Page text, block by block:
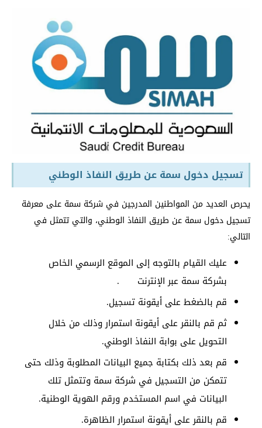
تسجيل دخول سمة عن طريق النفاذ الوطني
يحرص العديد من المواطنين المدرجين في شركة سمة على معرفة
تسجيل دخول سمة عن طريق النفاذ الوطني، والتي تتمثل في
التالي:
عليك القيام بالتوجه إلى الموقع الرسمي الخاص
بشركة سمة عبر الإنترنت
.
قم بالضغط على أيقونة تسجيل.
ثم قم بالنقر على أيقونة استمرار وذلك من خلال
التحويل على بوابة النفاذ الوطني.
قم بعد ذلك بكتابة جميع البيانات المطلوبة وذلك حتى
تتمكن من التسجيل في شركة سمة وتتمثل تلك
البيانات في اسم المستخدم ورقم الهوية الوطنية.
قم بالنقر على أيقونة استمرار الظاهرة.